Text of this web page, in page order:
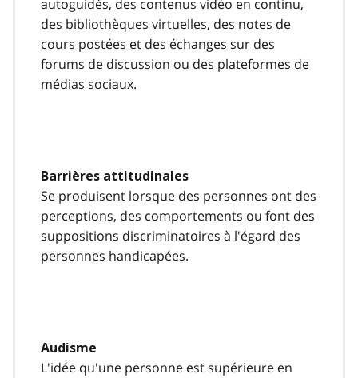
autoguidés, des contenus vidéo en continu,
des bibliothèques virtuelles, des notes de
cours postées et des échanges sur des
forums de discussion ou des plateformes de
médias sociaux.
Barrières attitudinales
Se produisent lorsque des personnes ont des
perceptions, des comportements ou font des
suppositions discriminatoires à l'égard des
personnes handicapées.
Audisme
L'idée qu'une personne est supérieure en